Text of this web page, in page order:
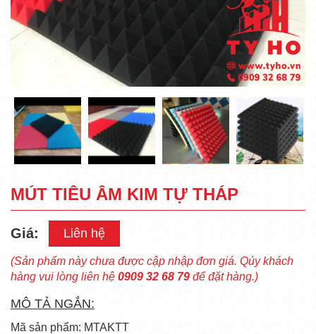
MÚT TIÊU ÂM KIM TỰ THÁP
Giá: Liên hệ
(Sản phẩm này chưa được cập nhập đơn giá. Qúy khách
hàng vui lòng liên hệ 0909 32 68 79 để đặt hàng.)
MÔ TẢ NGẮN:
Mã sản phẩm: MTAKTT